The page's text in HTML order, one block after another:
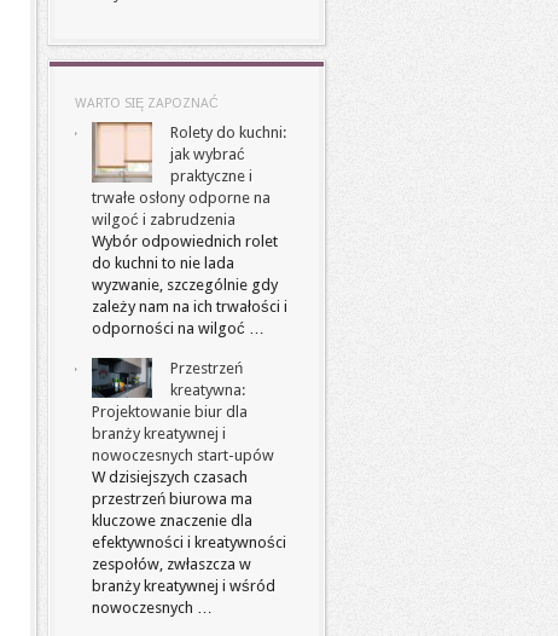
WARTO SIĘ ZAPOZNAĆ
Rolety do kuchni:
jak wybrać
praktyczne i
trwałe osłony odporne na
wilgoć i zabrudzenia
Wybór odpowiednich rolet
do kuchni to nie lada
wyzwanie, szczególnie gdy
zależy nam na ich trwałości i
odporności na wilgoć …
Przestrzeń
kreatywna:
Projektowanie biur dla
branży kreatywnej i
nowoczesnych start-upów
W dzisiejszych czasach
przestrzeń biurowa ma
kluczowe znaczenie dla
efektywności i kreatywności
zespołów, zwłaszcza w
branży kreatywnej i wśród
nowoczesnych …